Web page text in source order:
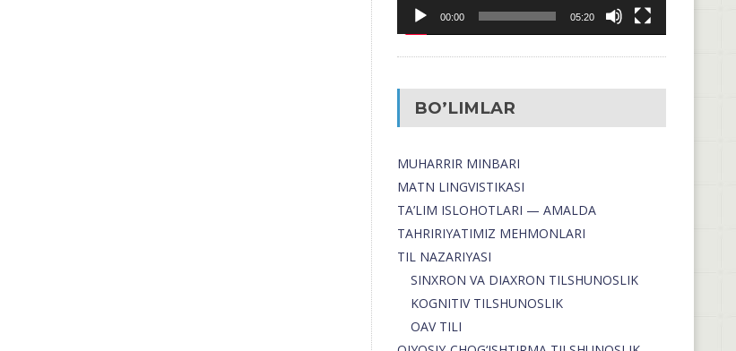
00:00 05:20
BO’LIMLAR
MUHARRIR MINBARI
MATN LINGVISTIKASI
TA’LIM ISLOHOTLARI — AMALDA
TAHRIRIYATIMIZ MEHMONLARI
TIL NAZARIYASI
SINXRON VA DIAXRON TILSHUNOSLIK
KOGNITIV TILSHUNOSLIK
OAV TILI